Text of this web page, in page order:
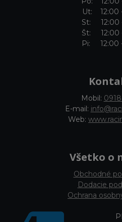
Ut: 12:00
St: 12:00
Št: 12:00
Pi: 12:00
Mobil: 0918
E-mail:
Web:
Všetko o
Obchodné
Dodacie
Ochrana